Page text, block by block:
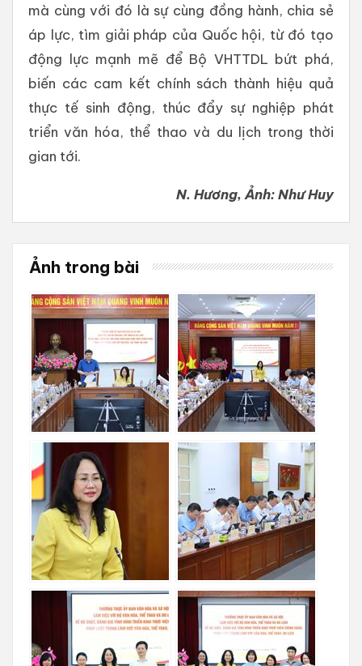
mà cùng với đó là sự cùng đồng hành, chia sẻ
áp lực, tìm giải pháp của Quốc hội, từ đó tạo
động lực mạnh mẽ để Bộ VHTTDL bứt phá,
biến các cam kết chính sách thành hiệu quả
thực tế sinh động, thúc đẩy sự nghiệp phát
triển văn hóa, thể thao và du lịch trong thời
gian tới.
N. Hương, Ảnh: Như Huy
Ảnh trong bài